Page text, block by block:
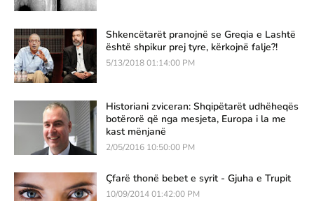
Shkencëtarët pranojnë se Greqia e Lashtë
është shpikur prej tyre, kërkojnë falje?!
5/13/2018 01:14:00 PM
Historiani zviceran: Shqipëtarët udhëheqës
botërorë që nga mesjeta, Europa i la me
kast mënjanë
2/05/2016 10:50:00 PM
Çfarë thonë bebet e syrit - Gjuha e Trupit
10/09/2014 01:42:00 PM